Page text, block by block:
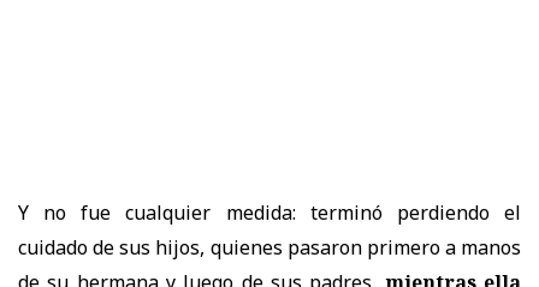
Y no fue cualquier medida: terminó perdiendo el
cuidado de sus hijos, quienes pasaron primero a manos